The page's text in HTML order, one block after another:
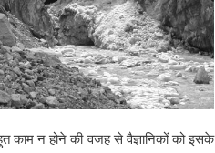
काम न होने की वजह से वैज्ञानिकों को इसके